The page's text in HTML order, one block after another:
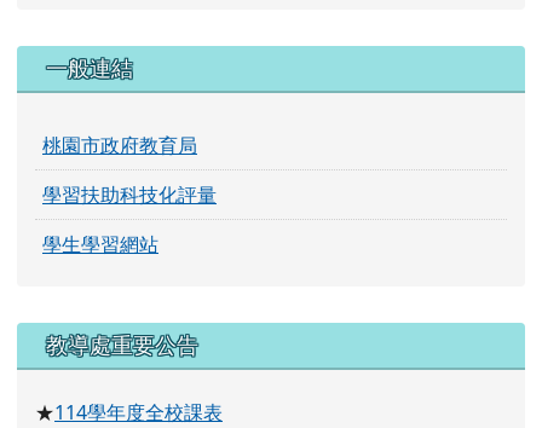
一般連結
桃園市政府教育局
學習扶助科技化評量
學生學習網站
右邊區域內容
教導處重要公告
★114學年度全校課表